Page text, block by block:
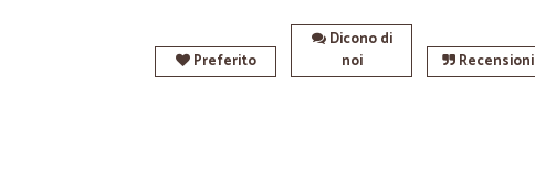
Preferito
Dicono di
noi
Recensioni